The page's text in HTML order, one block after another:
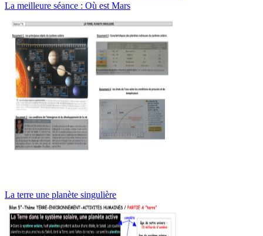
La meilleure séance : Où est Mars
La terre une planète singulière